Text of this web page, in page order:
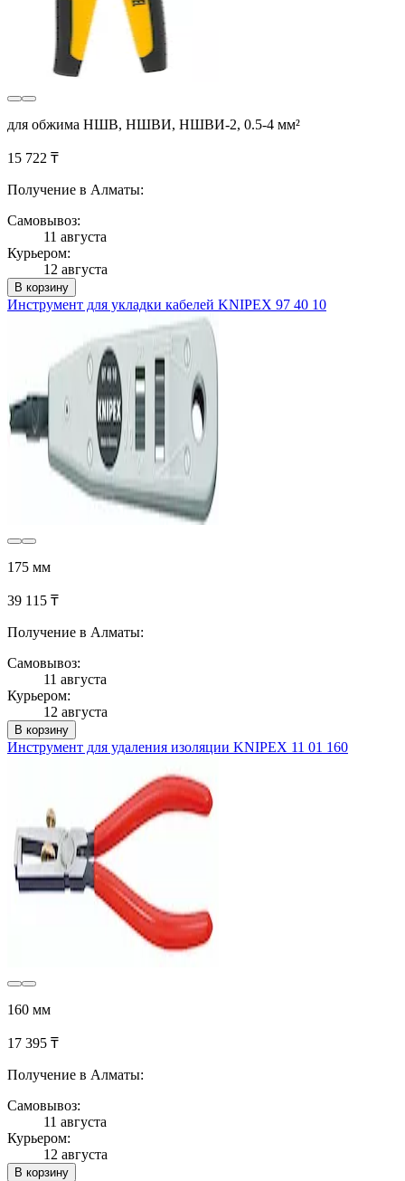
для обжима НШВ, НШВИ, НШВИ-2, 0.5-4 мм²
15 722 ₸
Получение в Алматы:
Самовывоз:
11 августа
Курьером:
12 августа
В корзину
Инструмент для укладки кабелей KNIPEX 97 40 10
175 мм
39 115 ₸
Получение в Алматы:
Самовывоз:
11 августа
Курьером:
12 августа
В корзину
Инструмент для удаления изоляции KNIPEX 11 01 160
160 мм
17 395 ₸
Получение в Алматы:
Самовывоз:
11 августа
Курьером:
12 августа
В корзину